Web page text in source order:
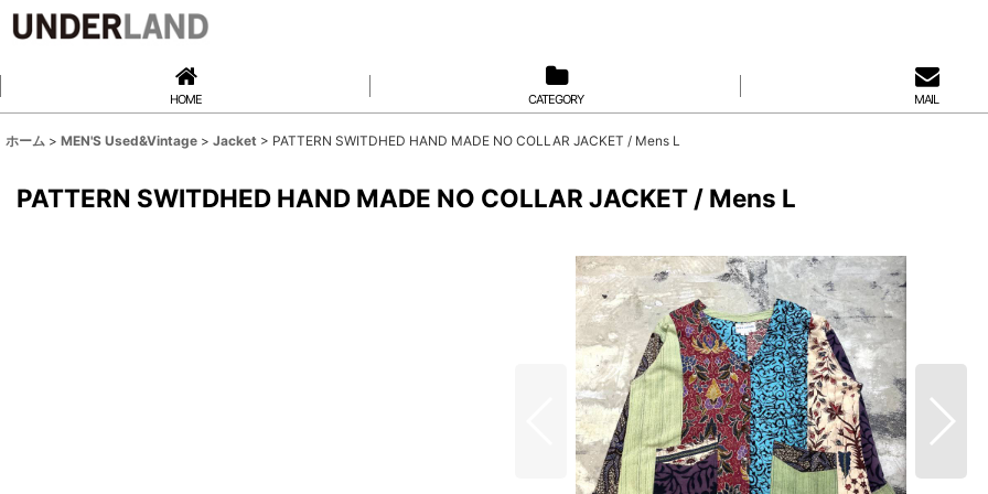
HOME CATEGORY MAIL
ホーム > MEN'S Used&Vintage > Jacket > PATTERN SWITDHED HAND MADE NO COLLAR JACKET / Mens L
PATTERN SWITDHED HAND MADE NO COLLAR JACKET / Mens L